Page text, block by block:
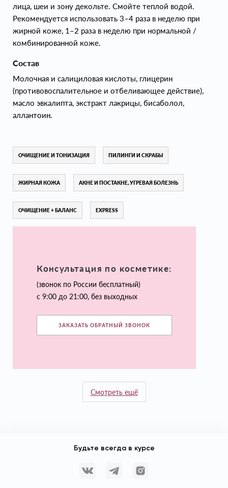
лица, шеи и зону декольте. Смойте теплой водой.
Рекомендуется использовать 3–4 раза в неделю при
жирной коже, 1–2 раза в неделю при нормальной /
комбинированной коже.
Состав
Молочная и салициловая кислоты, глицерин
(противовоспалительное и отбеливающее действие),
масло эвкалипта, экстракт лакрицы, бисаболол,
аллантоин.
ОЧИЩЕНИЕ И ТОНИЗАЦИЯ ПИЛИНГИ И СКРАБЫ
ЖИРНАЯ КОЖА АКНЕ И ПОСТАКНЕ, УГРЕВАЯ БОЛЕЗНЬ
ОЧИЩЕНИЕ + БАЛАНС EXPRESS
Консультация по косметике:
(звонок по России бесплатный)
с 9:00 до 21:00, без выходных
ЗАКАЗАТЬ ОБРАТНЫЙ ЗВОНОК
Смотреть ещё
Будьте всегда в курсе